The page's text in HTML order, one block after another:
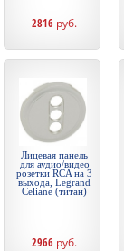
2816 руб.
Лицевая панель
для аудио/видео
розетки RCA на 3
выхода, Legrand
Celiane (титан)
2966 руб.